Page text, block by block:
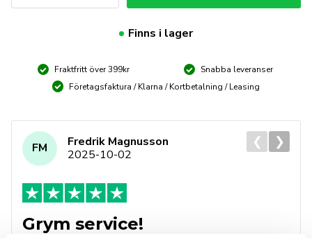
Cyklonbrännare
Finns i lager
Fraktfritt över 399kr
Snabba leveranser
Företagsfaktura / Klarna / Kortbetalning / Leasing
FM
Fredrik Magnusson
2025-10-02
Grym service!
❮ ❯